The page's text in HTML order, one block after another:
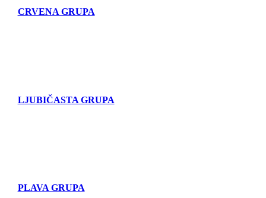
CRVENA GRUPA
LJUBIČASTA GRUPA
PLAVA GRUPA